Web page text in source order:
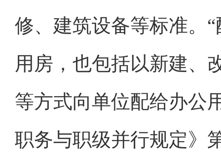
修、建筑设备等标准。
用房，也包括以新建、
等方式向单位配给办公
职务与职级并行规定》